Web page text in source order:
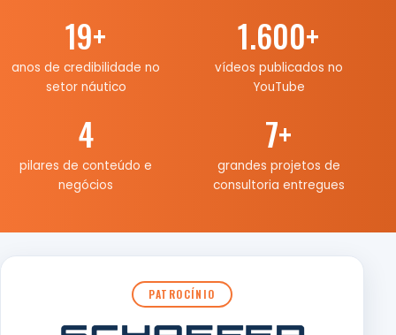
19+
anos de credibilidade no
setor náutico
1.600+
vídeos publicados no
YouTube
4
pilares de conteúdo e
negócios
7+
grandes projetos de
consultoria entregues
PATROCÍNIO